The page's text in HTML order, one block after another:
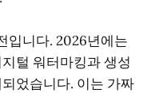
입니다. 2026년에는
털 워터마킹과 생성
었습니다. 이는 가짜